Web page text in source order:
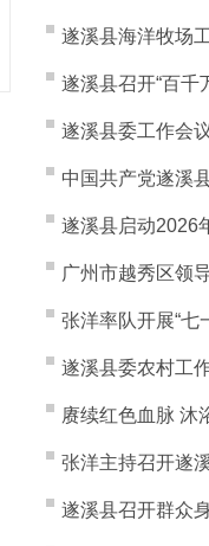
遂溪县海洋牧场
遂溪县召开“百千
遂溪县委工作会
中国共产党遂溪
遂溪县启动2026
广州市越秀区领
张洋率队开展“七
遂溪县委农村工
赓续红色血脉
张洋主持召开遂
遂溪县召开群众